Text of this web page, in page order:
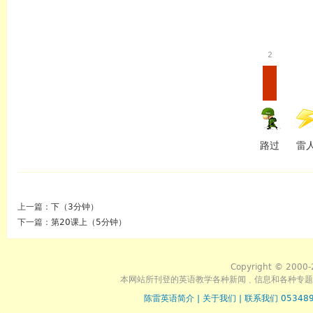
2
路过 雷
上一篇： 下（3分钟）
下一篇： 第20课上（5分钟）
Copyright © 2000-
本网站所刊登的英语教学各种新闻﹑信息和各种专
陈雷英语简介
关于我们
联系我们